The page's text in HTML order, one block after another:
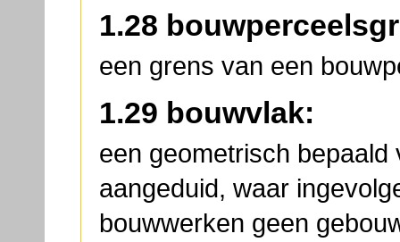
1.28
een grens van een
1.29 bouwvlak:
een geometrisch
aangeduid, waar
bouwwerken geen